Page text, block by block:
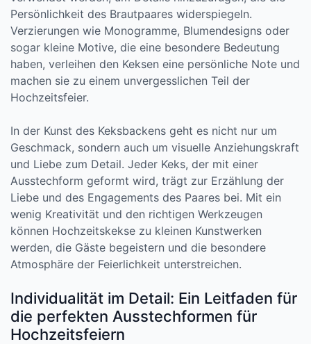
Persönlichkeit des Brautpaares widerspiegeln.
Verzierungen wie Monogramme, Blumendesigns oder
sogar kleine Motive, die eine besondere Bedeutung
haben, verleihen den Keksen eine persönliche Note und
machen sie zu einem unvergesslichen Teil der
Hochzeitsfeier.
In der Kunst des Keksbackens geht es nicht nur um
Geschmack, sondern auch um visuelle Anziehungskraft
und Liebe zum Detail. Jeder Keks, der mit einer
Ausstechform geformt wird, trägt zur Erzählung der
Liebe und des Engagements des Paares bei. Mit ein
wenig Kreativität und den richtigen Werkzeugen
können Hochzeitskekse zu kleinen Kunstwerken
werden, die Gäste begeistern und die besondere
Atmosphäre der Feierlichkeit unterstreichen.
Individualität im Detail: Ein Leitfaden für
die perfekten Ausstechformen für
Hochzeitsfeiern